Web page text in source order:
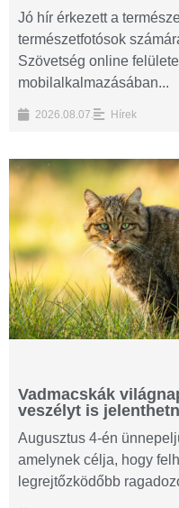
Jó hír érkezett a
természetfotósok
Szövetség online
mobilalkalmazásában...
2026.08.07. Hírek
Vadmacskák
veszélyt is
Augusztus 4-én
amelynek célja, hogy
legrejtőzködőbb